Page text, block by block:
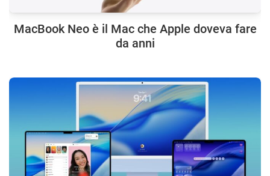
MacBook Neo è il Mac che Apple doveva fare
da anni